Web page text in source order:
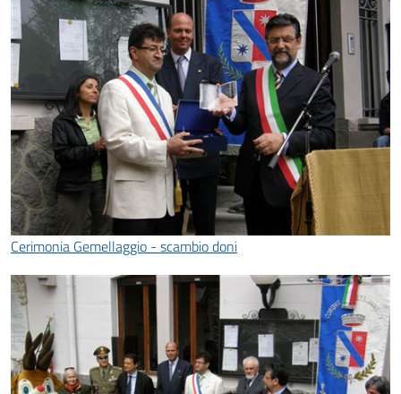
Cerimonia Gemellaggio - scambio doni